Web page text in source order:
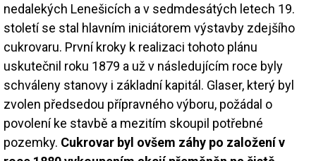
nedalekých Lenešicích a v sedmdesátých letech 19.
století se stal hlavním iniciátorem výstavby zdejšího
cukrovaru. První kroky k realizaci tohoto plánu
uskutečnil roku 1879 a už v následujícím roce byly
schváleny stanovy i základní kapitál. Glaser, který byl
zvolen předsedou přípravného výboru, požádal o
povolení ke stavbě a mezitím skoupil potřebné
pozemky. Cukrovar byl ovšem záhy po založení v